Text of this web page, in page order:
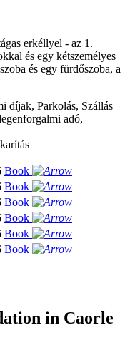
erkéllyel - az 1.
és egy kétszemélyes
és egy fürdőszoba, a
díjak, Parkolás, Szállás
adó,
Book
Book
Book
Book
Book
Book
in Caorle